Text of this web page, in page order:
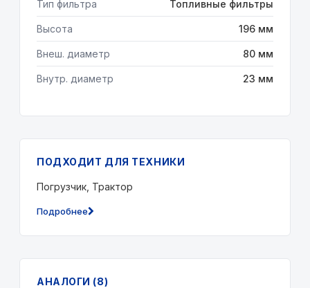
Тип фильтра Топливные фильтры
Высота 196 мм
Внеш. диаметр 80 мм
Внутр. диаметр 23 мм
ПОДХОДИТ ДЛЯ ТЕХНИКИ
Погрузчик, Трактор
Подробнее
АНАЛОГИ (8)